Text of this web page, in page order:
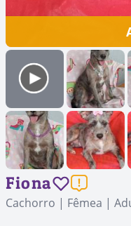
Fiona
Cachorro | Fêmea |